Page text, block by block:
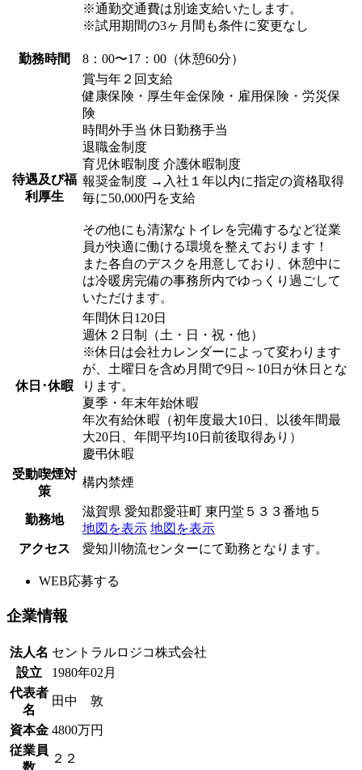
※通勤交通費は別途支給いたします。
※試用期間の3ヶ月間も条件に変更なし
勤務時間 8：00〜17：00（休憩60分）
待遇及び福
利厚生
賞与年２回支給
健康保険・厚生年金保険・雇用保険・労災保
険
時間外手当 休日勤務手当
退職金制度
育児休暇制度 介護休暇制度
報奨金制度 →入社１年以内に指定の資格取得
毎に50,000円を支給
その他にも清潔なトイレを完備するなど従業
員が快適に働ける環境を整えております！
また各自のデスクを用意しており、休憩中に
は冷暖房完備の事務所内でゆっくり過ごして
いただけます。
休日･休暇
年間休日120日
週休２日制（土・日・祝・他）
※休日は会社カレンダーによって変わります
が、土曜日を含め月間で9日～10日が休日とな
ります。
夏季・年末年始休暇
年次有給休暇（初年度最大10日、以後年間最
大20日、年間平均10日前後取得あり）
慶弔休暇
受動喫煙対
策
構内禁煙
勤務地
滋賀県 愛知郡愛荘町 東円堂５３３番地５
地図を表示 地図を表示
アクセス
愛知川物流センターにて勤務となります。
WEB応募する
企業情報
法人名 セントラルロジコ株式会社
設立
1980年02月
代表者
名
田中 敦
資本金 4800万円
従業員
数
２２